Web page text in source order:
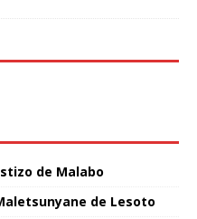
de Malabo
de Lesoto